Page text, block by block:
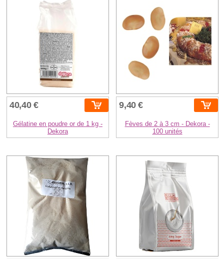
40,40 €
Gélatine en poudre or de 1 kg -
Dekora
9,40 €
Fèves de 2 à 3 cm - Dekora -
100 unités